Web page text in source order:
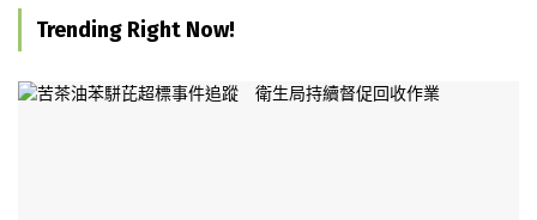
Trending Right Now!